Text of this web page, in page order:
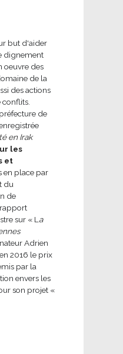
but d'aider
dignement
oeuvre des
de la
des actions
de
en Irak
les
et
en place par
du
de
sur « L a
Adrien
2016 le prix
par la
envers les
son projet «